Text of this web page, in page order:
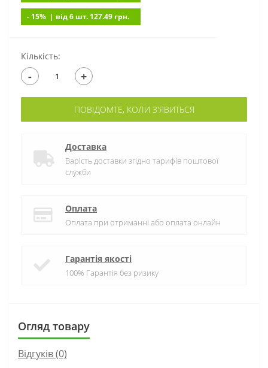
- 15% | вiд 6 шт. 127.49 грн.
Кількість:
- +
ПОВІДОМТЕ, КОЛИ З'ЯВИТЬСЯ
Доставка
Варість доставки згідно тарифів поштової
служби
Оплата
Оплата при отриманні або оплата онлайн
Гарантія якості
100% Гарантія без ризику
Огляд товару
Відгуків (0)